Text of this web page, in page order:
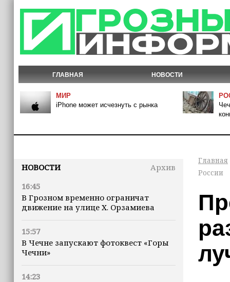
ГЛАВНАЯ НОВОСТИ
МИР
iPhone может исчезнуть с рынка
НОВОСТИ
Архив
16:45
В Грозном временно ограничат
движение на улице Х. Орзамиева
15:57
В Чечне запускают фотоквест «Горы
Чечни»
14:23
Главная
России